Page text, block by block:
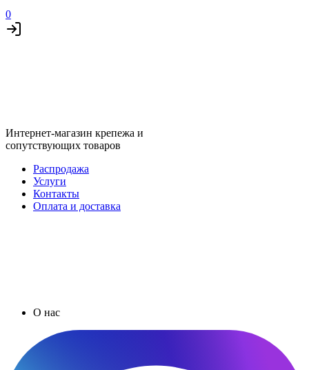
0
Интернет-магазин крепежа и
сопутствующих товаров
Распродажа
Услуги
Контакты
Оплата и доставка
О нас